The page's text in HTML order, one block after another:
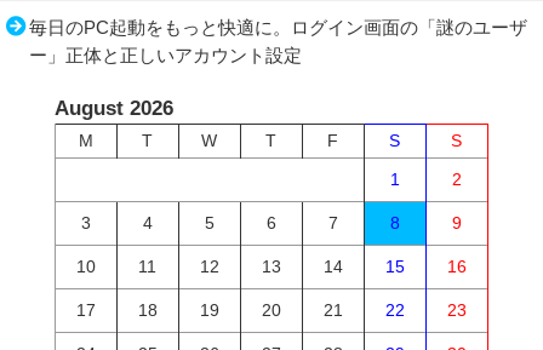
毎日のPC起動をもっと快適に。ログイン画面の「謎のユーザ
ー」正体と正しいアカウント設定
August 2026
M T W T F S
S
1
2
3 4 5 6 7 8 9
10 11 12 13 14 15 16
17 18 19 20 21 22 23